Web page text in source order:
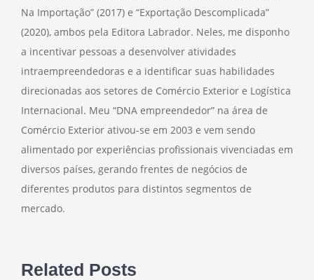
Na Importação” (2017) e “Exportação Descomplicada”
(2020), ambos pela Editora Labrador. Neles, me disponho
a incentivar pessoas a desenvolver atividades
intraempreendedoras e a identificar suas habilidades
direcionadas aos setores de Comércio Exterior e Logística
Internacional. Meu “DNA empreendedor” na área de
Comércio Exterior ativou-se em 2003 e vem sendo
alimentado por experiências profissionais vivenciadas em
diversos países, gerando frentes de negócios de
diferentes produtos para distintos segmentos de
mercado.
Related Posts